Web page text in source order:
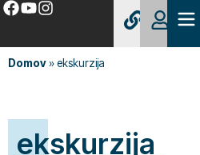
Domov»ekskurzija
ekskurzija